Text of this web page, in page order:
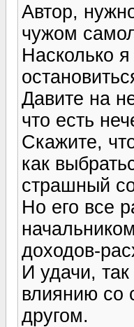
Автор,
чужом
Насколько
Давите на
что есть
Скажите,
как
страшный
Но его все
доходов-
И удачи,
влиянию со
другом.